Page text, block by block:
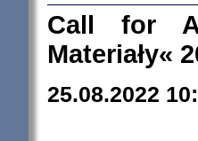
Call for
Materiały«
25.08.2022